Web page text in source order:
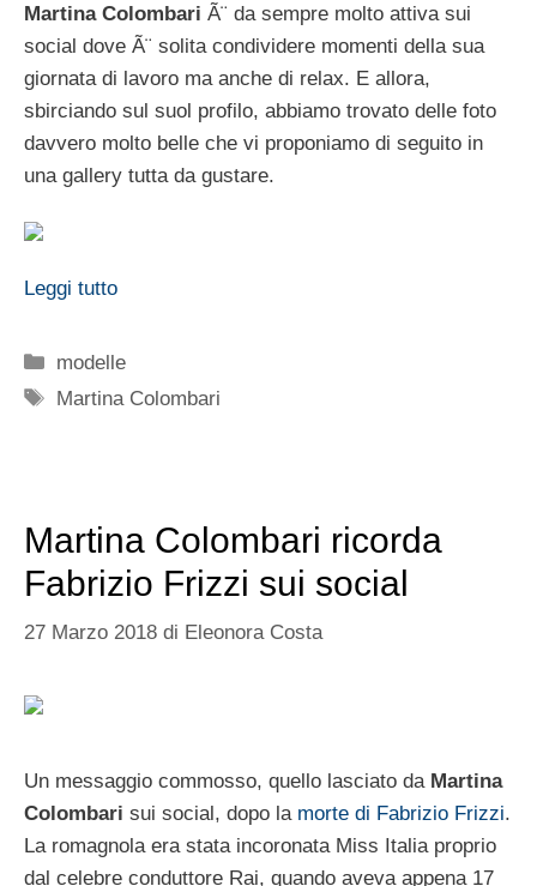
Martina Colombari Ã¨ da sempre molto attiva sui
social dove Ã¨ solita condividere momenti della sua
giornata di lavoro ma anche di relax. E allora,
sbirciando sul suol profilo, abbiamo trovato delle foto
davvero molto belle che vi proponiamo di seguito in
una gallery tutta da gustare.
Leggi tutto
Categorie
modelle
Tag
Martina Colombari
Martina Colombari ricorda
Fabrizio Frizzi sui social
27 Marzo 2018 di Eleonora Costa
Un messaggio commosso, quello lasciato daMartina
Colombari sui social, dopo la morte di Fabrizio Frizzi.
La romagnola era stata incoronata Miss Italia proprio
dal celebre conduttore Rai, quando aveva appena 17